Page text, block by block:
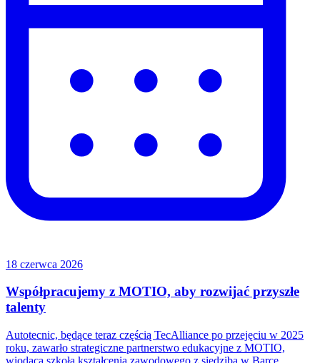
18 czerwca 2026
Współpracujemy z MOTIO, aby rozwijać przyszłe
talenty
Autotecnic, będące teraz częścią TecAlliance po przejęciu w 2025
roku, zawarło strategiczne partnerstwo edukacyjne z MOTIO,
wiodącą szkołą kształcenia zawodowego z siedzibą w Barce...